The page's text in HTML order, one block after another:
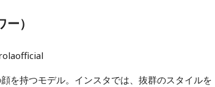
）
を持つモデル。インスタでは、抜群のスタイルを